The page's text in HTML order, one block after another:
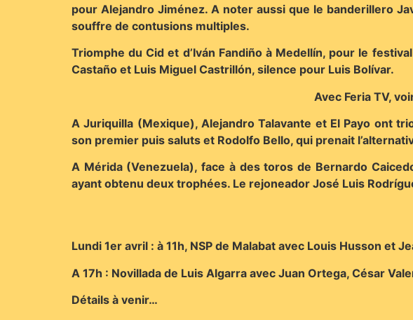
pour Alejandro Jiménez. A noter aussi que le banderillero
souffre de contusions multiples.
Triomphe du Cid et d’Iván Fandiño à Medellín, pour le
Castaño et Luis Miguel Castrillón, silence pour Luis Bolívar.
Avec Feria TV,
A Juriquilla (Mexique), Alejandro Talavante et El Payo ont
son premier puis saluts et Rodolfo Bello, qui prenait
A Mérida (Venezuela), face à des toros de Bernardo
ayant obtenu deux trophées. Le rejoneador José Luis
Lundi 1er avril : à 11h, NSP de Malabat avec Louis Husson et
A 17h : Novillada de Luis Algarra avec Juan Ortega, César
Détails à venir…